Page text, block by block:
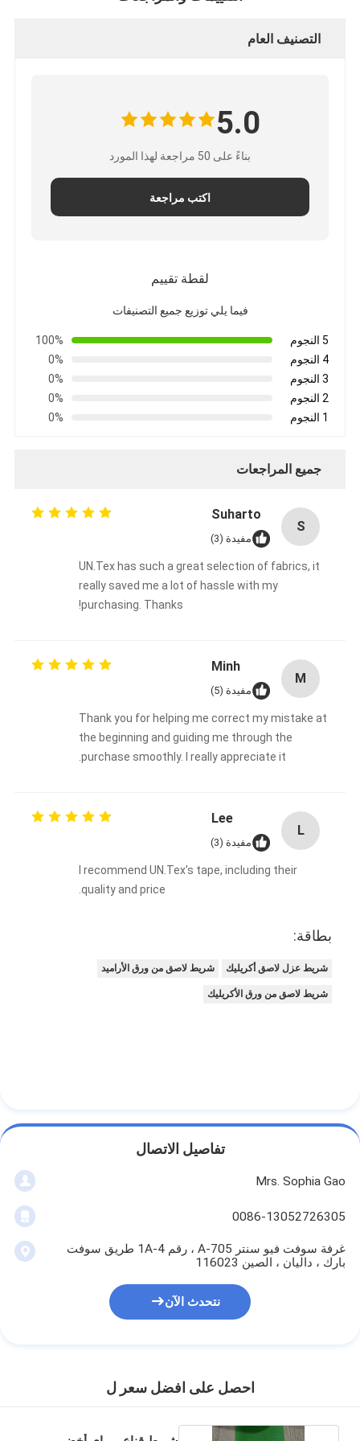
مراقبة الجودة
شريط عازل لاصق
شريط عزل قماش زجاجي
شريط لاصق رقائق الألومنيوم
شريط من القماش الزجاجي المصنوع من رقائق الألومنيوم
ورق الكرافت ذو الوجه احباط
شريط احباط سكريم
شريط لاصق من القماش
شريط لاصق مزدوج الجوانب
الشريط اللاصق PET
التصنيف العام
5.0
بناءً على 50 مراجعة لهذا المورد
اكتب مراجعة
لقطة تقييم
فيما يلي توزيع جميع التصنيفات
5 النجوم
100%
4 النجوم
0%
3 النجوم
0%
2 النجوم
0%
1 النجوم
0%
جميع المراجعات
S
Suharto
مفيدة (3)
UN.Tex has such a great selection of fabrics, it
really saved me a lot of hassle with my
purchasing. Thanks!
M
Minh
مفيدة (5)
Thank you for helping me correct my mistake at
the beginning and guiding me through the
purchase smoothly. I really appreciate it.
L
Lee
مفيدة (3)
I recommend UN.Tex's tape, including their
quality and price.
بطاقة:
شريط عزل لاصق أكريليك شريط لاصق من ورق الأراميد
شريط لاصق من ورق الأكريليك
تفاصيل الاتصال
Mrs. Sophia Gao
0086-13052726305
غرفة سوفت فيو سنتر A-705 ، رقم 1A-4 طريق سوفت
بارك ، داليان ، الصين 116023
نتحدث الآن
احصل على افضل سعر ل